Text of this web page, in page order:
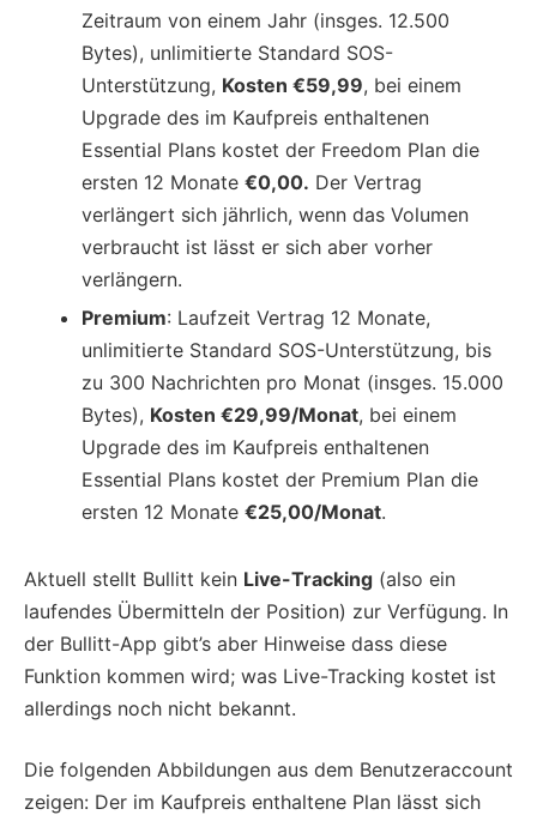
Zeitraum von einem Jahr (insges. 12.500
Bytes), unlimitierte Standard SOS-
Unterstützung, Kosten €59,99, bei einem
Upgrade des im Kaufpreis enthaltenen
Essential Plans kostet der Freedom Plan die
ersten 12 Monate €0,00. Der Vertrag
verlängert sich jährlich, wenn das Volumen
verbraucht ist lässt er sich aber vorher
verlängern.
Premium: Laufzeit Vertrag 12 Monate,
unlimitierte Standard SOS-Unterstützung, bis
zu 300 Nachrichten pro Monat (insges. 15.000
Bytes), Kosten €29,99/Monat, bei einem
Upgrade des im Kaufpreis enthaltenen
Essential Plans kostet der Premium Plan die
ersten 12 Monate €25,00/Monat.
Aktuell stellt Bullitt kein Live-Tracking (also ein
laufendes Übermitteln der Position) zur Verfügung. In
der Bullitt-App gibt’s aber Hinweise dass diese
Funktion kommen wird; was Live-Tracking kostet ist
allerdings noch nicht bekannt.
Die folgenden Abbildungen aus dem Benutzeraccount
zeigen: Der im Kaufpreis enthaltene Plan lässt sich